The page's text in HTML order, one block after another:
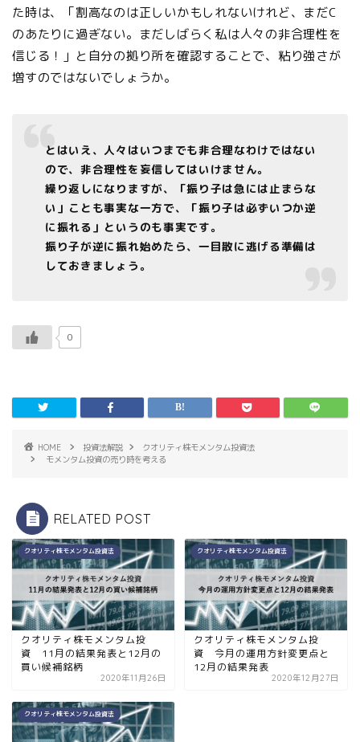
た時は、「割高なのは正しいかもしれないけれど、まだC
のあたりに過ぎない。まだしばらく私は人々の非合理性を
信じる！」と自分の拠り所を確認することで、粘り強さが
増すのではないでしょうか。
とはいえ、人々はいつまでも非合理なわけではない
ので、非合理性を妄信してはいけません。
繰り返しになりますが、「振り子は急には止まらな
い」ことも事実な一方で、「振り子は必ずいつか逆
に振れる」というのも事実です。
振り子が逆に振れ始めたら、一目散に逃げる準備は
しておきましょう。
0
HOME 投資法解説
クオリティ株モメンタム投資法
モメンタム投資の売り時を考える
RELATED POST
クオリティ株モメンタム投資法
クオリティ株モメンタム投
資 11月の結果発表と12月の
買い候補銘柄
2020年11月26日
クオリティ株モメンタム投資法
クオリティ株モメンタム投
資 今月の運用方針変更点と
12月の結果発表
2020年12月27日
クオリティ株モメンタム投資法